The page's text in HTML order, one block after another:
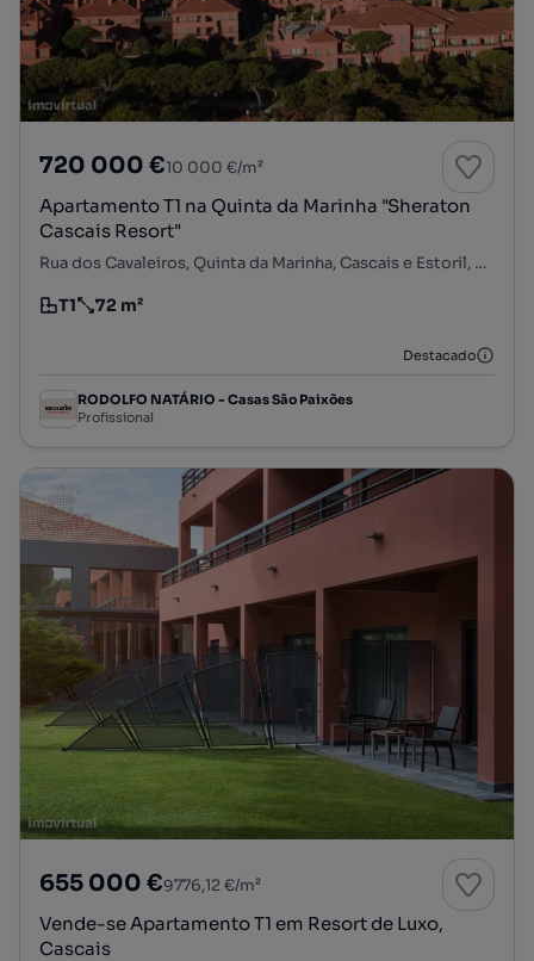
720 000 €10 000 €/m²
Apartamento T1 na Quinta da Marinha "Sheraton
Cascais Resort"
Rua dos Cavaleiros, Quinta da Marinha, Cascais e Estoril, Cascais, Lisboa
Tipologia
T1
Preço por metro quadrado
72 m²
Destacado
RODOLFO NATÁRIO - Casas São Paixões
Profissional
655 000 €9776,12 €/m²
Vende-se Apartamento T1 em Resort de Luxo,
Cascais